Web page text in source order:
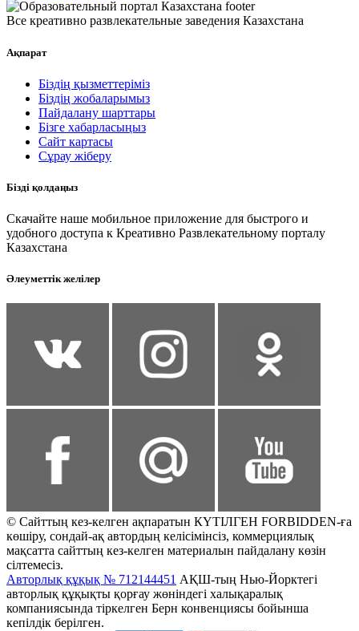
Все креативно развлекательные заведения Казахстана
Ақпарат
Біздің қызметтеріміз
Біздің жобаларымыз
Пайдалану шарттары
Бізге хабарласыңыз
Сайт картасы
Сұрау жіберу
Бізді қолдаңыз
Скачайте наше мобильное приложение для быстрого и
удобного доступа к Креативно Развлекательному порталу
Казахстана
Әлеуметтік желілер
© Сайттың кез-келген ақпаратын КҮТІЛГЕН FORBIDDEN-ға
көшіру, сондай-ақ автордың келісімінсіз, коммерциялық
мақсатта сайттың кез-келген материалын пайдалану көзін
сілтемесіз.
Авторлық құқық № 712144451 АҚШ-тың Нью-Йорктегі
авторлық құқықты қорғау жөніндегі халықаралық
компаниясында тіркелген Берн конвенциясы бойынша
кепілдік берілген.